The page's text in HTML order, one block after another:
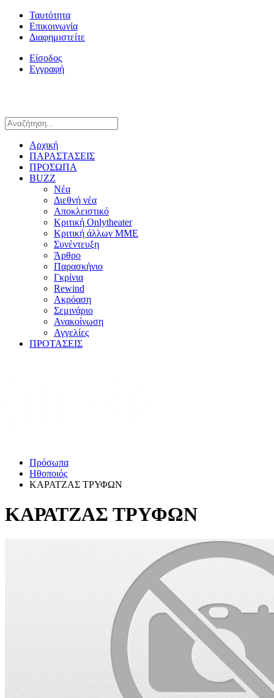
Ταυτότητα
Επικοινωνία
Διαφημιστείτε
Είσοδος
Εγγραφή
Αρχική
ΠΑΡΑΣΤΑΣΕΙΣ
ΠΡΟΣΩΠΑ
BUZZ
Νέα
Διεθνή νέα
Αποκλειστικό
Κριτική Onlytheater
Κριτική άλλων ΜΜΕ
Συνέντευξη
Άρθρο
Παρασκήνιο
Γκρίνια
Rewind
Ακρόαση
Σεμινάριο
Ανακοίνωση
Αγγελίες
ΠΡΟΤΑΣΕΙΣ
Πρόσωπα
Ηθοποιός
ΚΑΡΑΤΖΑΣ ΤΡΥΦΩΝ
ΚΑΡΑΤΖΑΣ ΤΡΥΦΩΝ